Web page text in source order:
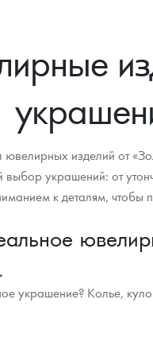
изделий от
выбор украшений: от
к деталям, чтобы
украшение? Колье,